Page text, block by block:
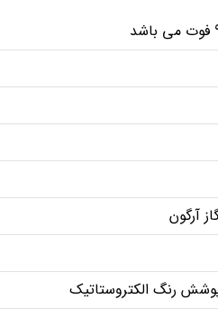
آرگون
پوشش رنگ الکتروستاتیک